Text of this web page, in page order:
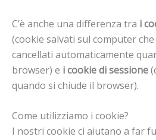
C’è anche una differenza tra i
(cookie salvati sul computer
cancellati automaticamente
browser) e i cookie di sessione
quando si chiude il browser).
Come utilizziamo i cookie?
I nostri cookie ci aiutano a far